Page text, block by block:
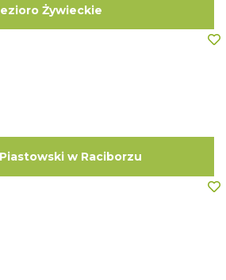
Żywieckie
w Raciborzu